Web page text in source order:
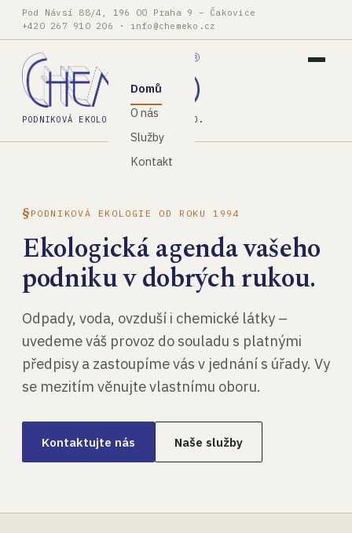
Pod Návsí 88/4, 196 00 Praha 9 – Čakovice
+420 267 910 206 · info@chemeko.cz
PODNIKOVÁ EKOLOGIE, SPOL. S R.O.
Domů
O nás
Služby
Kontakt
PODNIKOVÁ EKOLOGIE OD ROKU 1994
Ekologická agenda vašeho
podniku v dobrých rukou.
Odpady, voda, ovzduší i chemické látky –
uvedeme váš provoz do souladu s platnými
předpisy a zastoupíme vás v jednání s úřady. Vy
se mezitím věnujte vlastnímu oboru.
Kontaktujte nás Naše služby